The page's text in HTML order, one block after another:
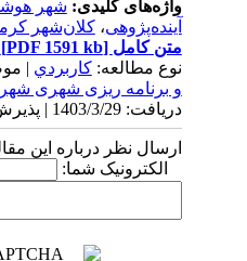
واژه‌های کلیدی: شهر
آینده‌پژوهی،کلان‌شهر
متن کامل [PDF 1591 kb]
نوع مطالعه:كاربردي |
و برنامه ریزی شهری
دریافت: 1403/3/29 | پذیرش: 1403/10/25
ارسال نظر درباره این
الکترونیک شما: